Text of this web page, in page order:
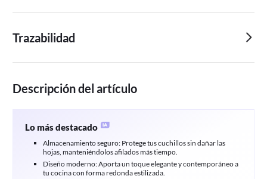
Trazabilidad
Descripción del artículo
Lo más destacado
Almacenamiento seguro: Protege tus cuchillos sin dañar las
hojas, manteniéndolos afilados más tiempo.
Diseño moderno: Aporta un toque elegante y contemporáneo a
tu cocina con forma redonda estilizada.